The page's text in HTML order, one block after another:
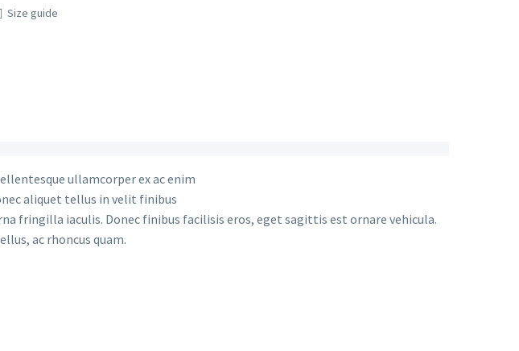
Size guide
ullamcorper ex ac enim
aliquet tellus in velit finibus
fringilla iaculis. Donec finibus facilisis eros, eget sagittis est ornare vehicula.
ac rhoncus quam.